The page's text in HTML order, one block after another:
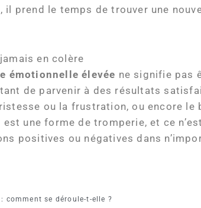
il prend le temps de trouver une
en colère
émotionnelle élevée ne signifie pas
de parvenir à des résultats
ou la frustration, ou encore
une forme de tromperie, et ce
positives ou négatives dans
comment se déroule-t-elle ?